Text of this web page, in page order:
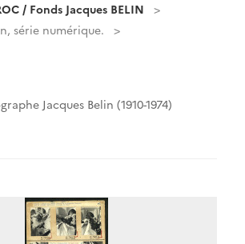
/ Fonds Jacques BELIN
série numérique.
Jacques Belin (1910-1974)